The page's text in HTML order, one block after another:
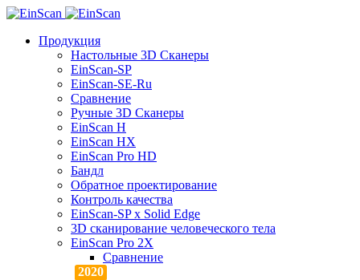
Продукция
Настольные 3D Сканеры
EinScan-SP
EinScan-SE-Ru
Сравнение
Ручные 3D Cканеры
EinScan H
EinScan HX
EinScan Pro HD
Бандл
Обратное проектирование
Контроль качества
EinScan-SP x Solid Edge
3D сканирование человеческого тела
EinScan Pro 2X
Сравнение